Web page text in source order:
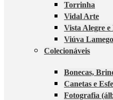
Torrinha
Vidal Arte
Vista Alegre
Viúva Lamego
Colecionáveis
Bonecas,
Canetas e
Fotografia